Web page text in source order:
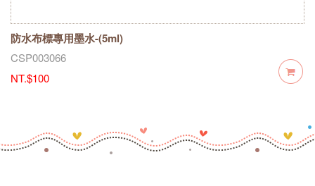
防水布標專用墨水-(5ml)
CSP003066
NT.$100